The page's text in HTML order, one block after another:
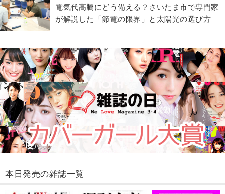
電気代高騰にどう備える？さいたま市で専門家
が解説した「節電の限界」と太陽光の選び方
本日発売の雑誌一覧